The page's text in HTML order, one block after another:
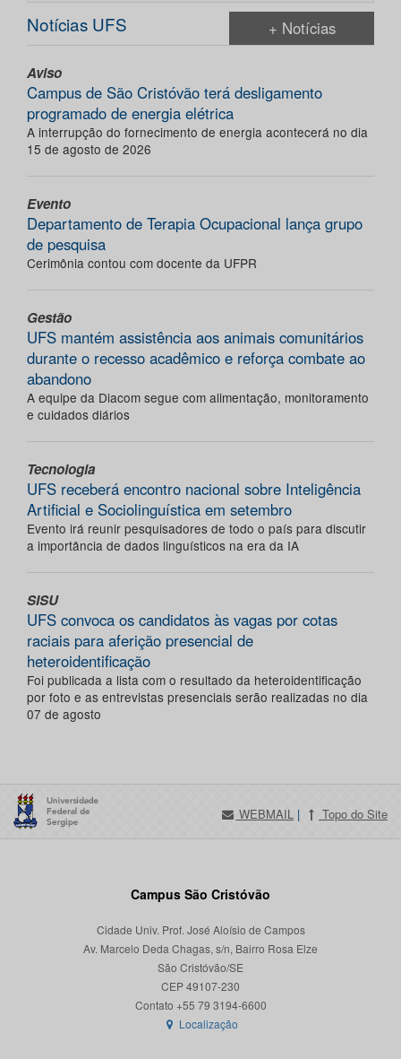
Notícias UFS + Notícias
Aviso
Campus de São Cristóvão terá desligamento
programado de energia elétrica
A interrupção do fornecimento de energia acontecerá no dia
15 de agosto de 2026
Evento
Departamento de Terapia Ocupacional lança grupo
de pesquisa
Cerimônia contou com docente da UFPR
Gestão
UFS mantém assistência aos animais comunitários
durante o recesso acadêmico e reforça combate ao
abandono
A equipe da Diacom segue com alimentação, monitoramento
e cuidados diários
Tecnologia
UFS receberá encontro nacional sobre Inteligência
Artificial e Sociolinguística em setembro
Evento irá reunir pesquisadores de todo o país para discutir
a importância de dados linguísticos na era da IA
SISU
UFS convoca os candidatos às vagas por cotas
raciais para aferição presencial de
heteroidentificação
Foi publicada a lista com o resultado da heteroidentificação
por foto e as entrevistas presenciais serão realizadas no dia
07 de agosto
WEBMAIL | Topo do Site
Campus São Cristóvão
Cidade Univ. Prof. José Aloísio de Campos
Av. Marcelo Deda Chagas, s/n, Bairro Rosa Elze
São Cristóvão/SE
CEP 49107-230
Localização